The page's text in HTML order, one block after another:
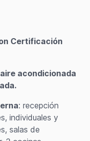
Certificación
acondicionada
: recepción
individuales y
salas de